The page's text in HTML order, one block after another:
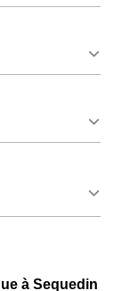
pendant 65
est
qui
chers, et
Elle
prix de
à Sequedin